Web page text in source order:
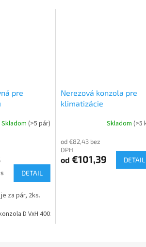
pre
Skladom (>5 pár)
DETAIL
za pár, 2ks.
D VxH 400x650 max. 70kg/noha
Model:
Nerezová konzola pre
klimatizácie
Skladom (>5
od €82,43 bez
DPH
od €101,39 DETAIL